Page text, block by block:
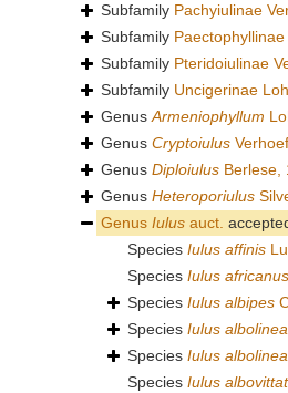
Subfamily Pachyiulinae
Subfamily
Subfamily Pteridoiulinae
Subfamily Uncigerinae
GenusArmeniophyllum
Genus Cryptoiulus
Genus Diploiulus Berlese,
Genus Heteroporiulus
Genus Iulus auct.
Species Iulus affinis
Species Iulus africanus
Species Iulus albipes
Species Iulus
Species Iulus
Species Iulus